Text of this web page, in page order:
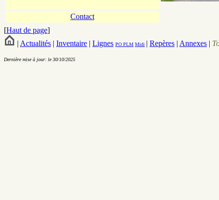
Contact
[Haut de page]
| Actualités | Inventaire | Lignes PO PLM Midi | Repères | Annexes |
Dernière mise à jour: le 30/10/2025